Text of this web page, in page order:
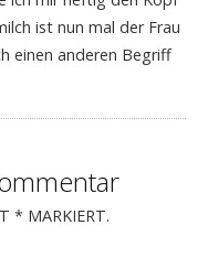
ist nun mal der Frau
einen anderen Begriff
* MARKIERT.